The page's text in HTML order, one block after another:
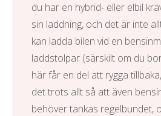
du har en hybrid- eller elbil
sin laddning, och det är inte
kan ladda bilen vid en
laddstolpar (särskilt om du
här får en del att rygga
det trots allt så att även
behöver tankas regelbundet,